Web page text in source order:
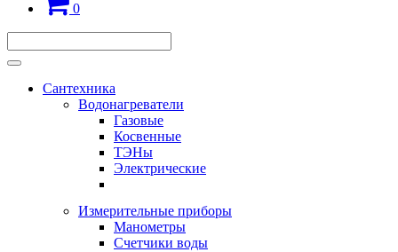
0
Сантехника
Водонагреватели
Газовые
Косвенные
ТЭНы
Электрические
Измерительные приборы
Манометры
Счетчики воды